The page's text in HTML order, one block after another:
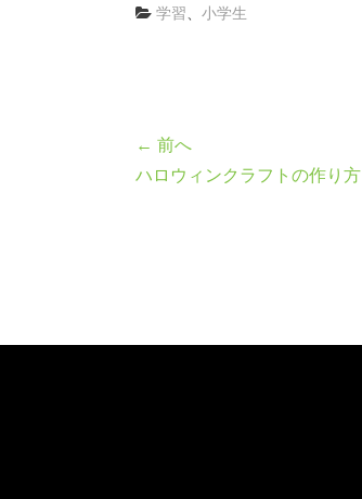
学習 小学生
← 前へ
ハロウィンクラフトの作り方